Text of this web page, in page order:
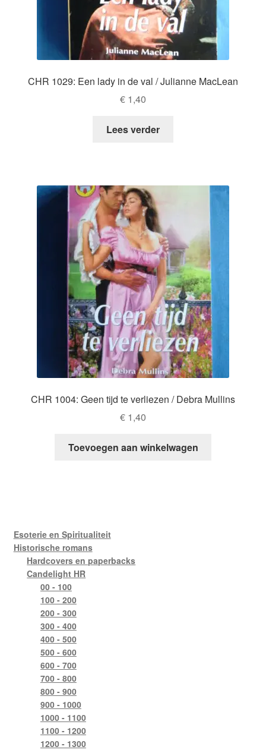
CHR 1029: Een lady in de val / Julianne MacLean
€ 1,40
Lees verder
CHR 1004: Geen tijd te verliezen / Debra Mullins
€ 1,40
Toevoegen aan winkelwagen
Esoterie en Spiritualiteit
Historische romans
Hardcovers en paperbacks
Candelight HR
00 - 100
100 - 200
200 - 300
300 - 400
400 - 500
500 - 600
600 - 700
700 - 800
800 - 900
900 - 1000
1000 - 1100
1100 - 1200
1200 - 1300